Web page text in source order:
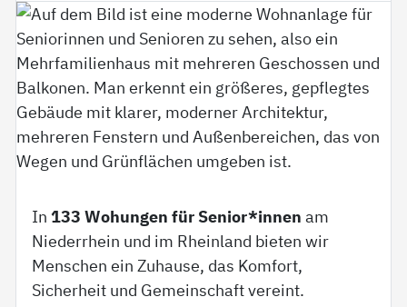
In 133 Wohungen für Senior*innen am
Niederrhein und im Rheinland bieten wir
Menschen ein Zuhause, das Komfort,
Sicherheit und Gemeinschaft vereint.